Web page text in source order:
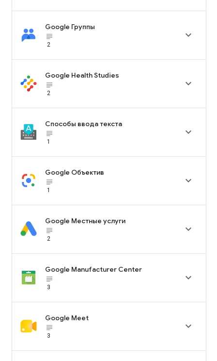
Google Группы
subject_black
2

Google Health Studies
subject_black
2

Способы ввода текста
subject_black
1

Google Объектив
subject_black
1

Google Местные услуги
subject_black
2

Google Manufacturer Center
subject_black
3

Google Meet
subject_black
3
